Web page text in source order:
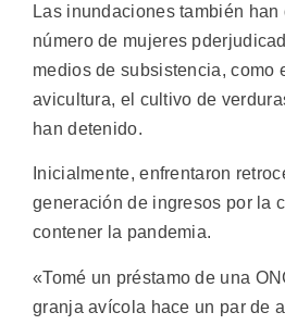
Las inundaciones también han
número de mujeres
medios de subsistencia, como
avicultura, el cultivo de
han detenido.
Inicialmente, enfrentaron
generación de ingresos por la
contener la pandemia.
«Tomé un préstamo de una
granja avícola hace un par de